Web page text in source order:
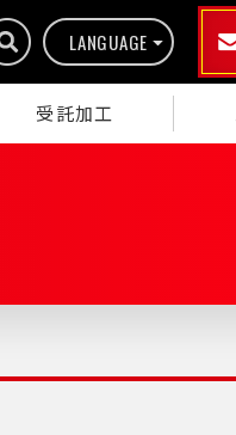
LANGUAGE
受託加工